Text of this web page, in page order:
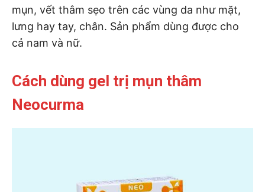
mụn, vết thâm sẹo trên các vùng da như mặt,
lưng hay tay, chân. Sản phẩm dùng được cho
cả nam và nữ.
Cách dùng gel trị mụn thâm
Neocurma